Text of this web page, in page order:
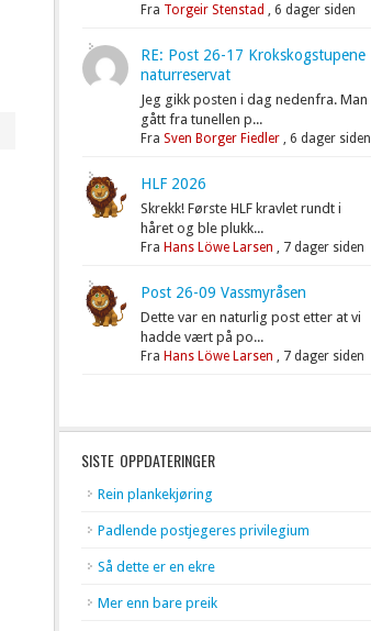
Fra Torgeir Stenstad , 6 dager siden
RE: Post 26-17 Krokskogstupene
naturreservat
Jeg gikk posten i dag nedenfra. Man
gått fra tunellen p...
Fra Sven Borger Fiedler, 6 dager siden
HLF 2026
Skrekk! Første HLF kravlet rundt i
håret og ble plukk...
Fra Hans Löwe Larsen , 7 dager siden
Post 26-09 Vassmyråsen
Dette var en naturlig post etter at vi
hadde vært på po...
Fra Hans Löwe Larsen , 7 dager siden
SISTE OPPDATERINGER
Rein plankekjøring
Padlende postjegeres privilegium
Så dette er en ekre
Mer enn bare preik